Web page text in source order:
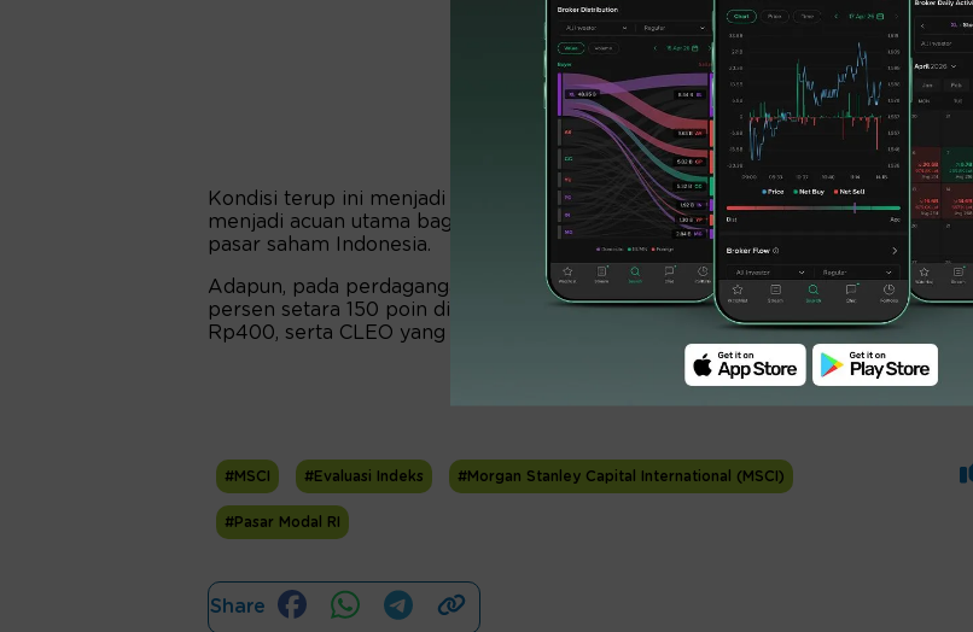
Kondisi terup ini menjadi perhatian pelaku pasar, mengingat indeks MSCI kerap
menjadi acuan utama bagi investor institusi global dalam menempatkan dana di
pasar saham Indonesia.
Adapun, pada perdagangan Rabu, INDF Terpantau langsung terkoreksi 2,17
persen setara 150 poin di Rp6.750, ACES merosot tipis 1,48 persen turun di
Rp400, serta CLEO yang stagnan di harga Rp394.
#MSCI #Evaluasi Indeks #Morgan Stanley Capital International (MSCI)
#Pasar Modal RI
Share